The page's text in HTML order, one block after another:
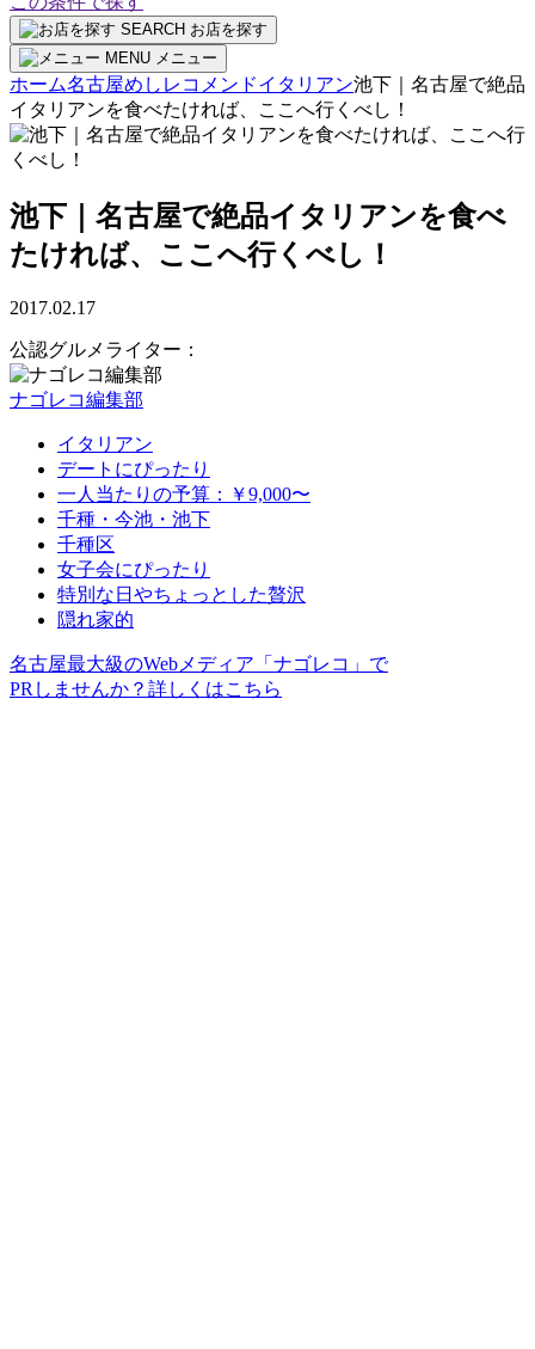
SEARCH お店を探す
MENU メニュー
ホーム名古屋めしレコメンドイタリアン池下｜名古屋で絶品
イタリアンを食べたければ、ここへ行くべし！
池下｜名古屋で絶品イタリアンを食べ
たければ、ここへ行くべし！
2017.02.17
公認グルメライター：
ナゴレコ編集部
イタリアン
デートにぴったり
一人当たりの予算：￥9,000〜
千種・今池・池下
千種区
女子会にぴったり
特別な日やちょっとした贅沢
隠れ家的
名古屋最大級のWebメディア「ナゴレコ」で
PRしませんか？詳しくはこちら